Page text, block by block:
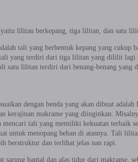
lilitan berkepang, tiga lilitan, dan satu
tali yang berbentuk kepang yang cukup
yang terdiri dari tiga lilitan yang dililit lagi
satu lilitan terdiri dari benang-benang yang
dengan benda yang akan dibuat
kerajinan makrame yang diinginkan.
tali yang memiliki kekuatan terbaik
untuk menopang beban di atasnya. Tali
berstruktur dan terlihat jelas nan rapi.
sarung bantal dan alas tidur dari makrame,